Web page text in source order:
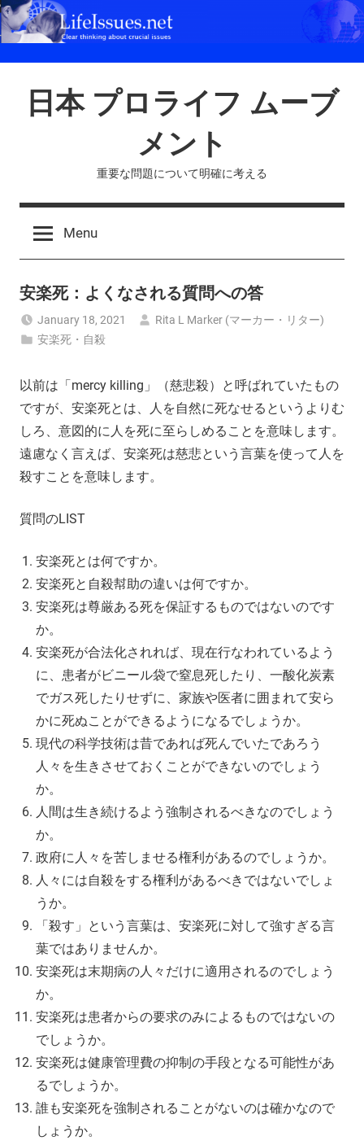
Skip
to
日本 プロライフ ムーブ
メント
重要な問題について明確に考える
Menu
安楽死：よくなされる質問への答
January 18, 2021
Rita L Marker (マーカー・リター)
安楽死・自殺
以前は「mercy killing」（慈悲殺）と呼ばれていたもの
ですが、安楽死とは、人を自然に死なせるというよりむ
しろ、意図的に人を死に至らしめることを意味します。
遠慮なく言えば、安楽死は慈悲という言葉を使って人を
殺すことを意味します。
質問のLIST
安楽死とは何ですか。
安楽死と自殺幇助の違いは何ですか。
安楽死は尊厳ある死を保証するものではないのです
か。
安楽死が合法化されれば、現在行なわれているよう
に、患者がビニール袋で窒息死したり、一酸化炭素
でガス死したりせずに、家族や医者に囲まれて安ら
かに死ぬことができるようになるでしょうか。
現代の科学技術は昔であれば死んでいたであろう
人々を生きさせておくことができないのでしょう
か。
人間は生き続けるよう強制されるべきなのでしょう
か。
政府に人々を苦しませる権利があるのでしょうか。
人々には自殺をする権利があるべきではないでしょ
うか。
「殺す」という言葉は、安楽死に対して強すぎる言
葉ではありませんか。
安楽死は末期病の人々だけに適用されるのでしょう
か。
安楽死は患者からの要求のみによるものではないの
でしょうか。
安楽死は健康管理費の抑制の手段となる可能性があ
るでしょうか。
誰も安楽死を強制されることがないのは確かなので
しょうか。